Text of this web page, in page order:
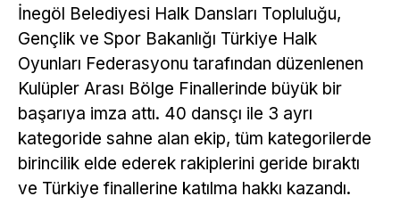
İnegöl Belediyesi Halk Dansları Topluluğu,
Gençlik ve Spor Bakanlığı Türkiye Halk
Oyunları Federasyonu tarafından düzenlenen
Kulüpler Arası Bölge Finallerinde büyük bir
başarıya imza attı. 40 dansçı ile 3 ayrı
kategoride sahne alan ekip, tüm kategorilerde
birincilik elde ederek rakiplerini geride bıraktı
ve Türkiye finallerine katılma hakkı kazandı.